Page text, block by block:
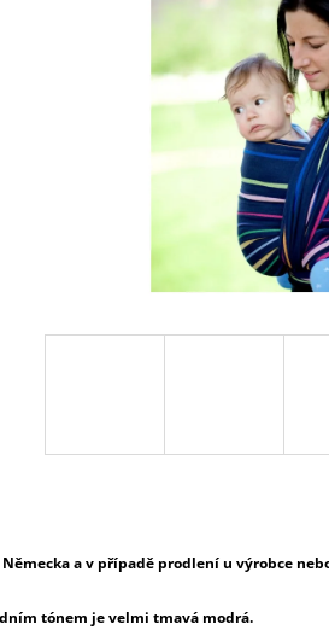
a v případě prodlení u výrobce
tónem je velmi tmavá modrá.